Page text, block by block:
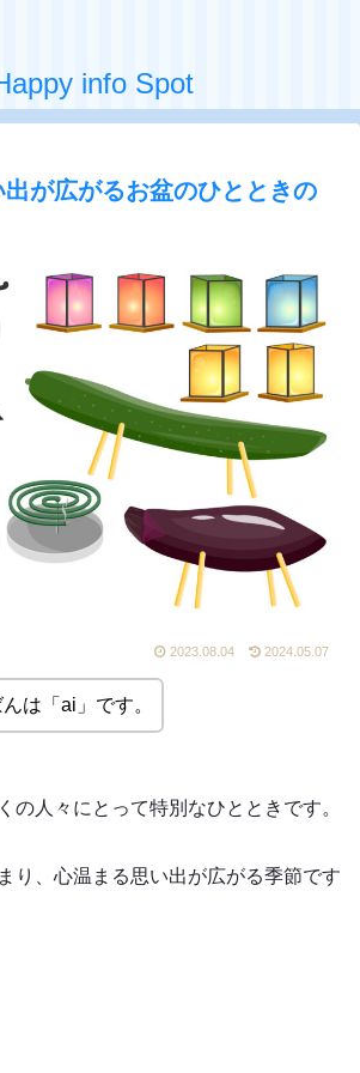
info Spot
が広がるお盆のひとときの
2023.08.04 2024.05.07
は「ai」です。
の人々にとって特別なひとときです。
り、心温まる思い出が広がる季節です